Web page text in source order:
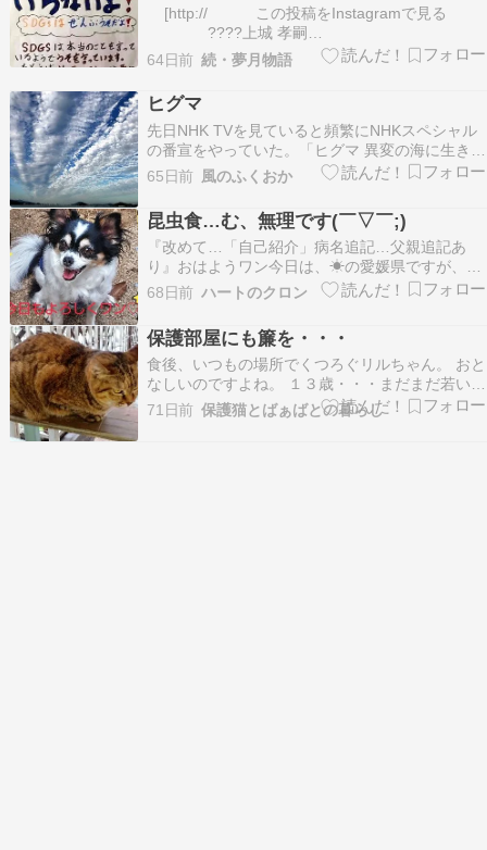
[http:// この投稿をInstagramで見る
????上城 孝嗣
Takatsugu.Kamijou(@taka_peace369)がシェアし
た投稿 ] taka_peace369 「地球温暖化…
64日前 続・夢月物語
ヒグマ
先日NHK TVを見ていると頻繁にNHKスペシャル
の番宣をやっていた。「ヒグマ 異変の海に生き
る」というタイトルで ヒグマの行動を１年通して
記録したというハイライト映像が流れていた。ほ
ほう、よく撮影できたなぁ、、と番宣に釣られて
指定されたオンエア日時に視聴した。場所は知床
半島世界…
65日前 風のふくおか
昆虫食…む、無理です(￣▽￣;)
『改めて…「自己紹介」病名追記…父親追記あ
り』おはようワン今日は、☀の愛媛県ですが、皆
様、心に体調は、大丈夫ですか改めて…自己紹介
を作る事にしました我が家は…今はとーちゃん＆
かーちゃん＆僕で暮らしています…ameblo.jpお
はようワン今日は、☀☁️の愛媛県ですが、皆様、
心に体…
68日前 ハートのクロン
保護部屋にも簾を・・・
食後、いつもの場所でくつろぐリルちゃん。 おと
なしいのですよね。 １３歳・・・まだまだ若いで
すよね。 ご飯は良く食べますので、心配はないと
思うのですが・・・ 保護部屋の簾を下ろしまし
71日前 保護猫とばぁばとの暮らし